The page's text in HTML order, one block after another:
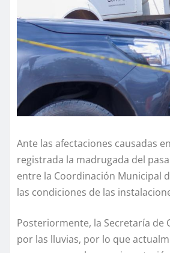
Ante las afectaciones causadas
registrada la madrugada del
entre la Coordinación Municipal
las condiciones de las
Posteriormente, la Secretaría de
por las lluvias, por lo que